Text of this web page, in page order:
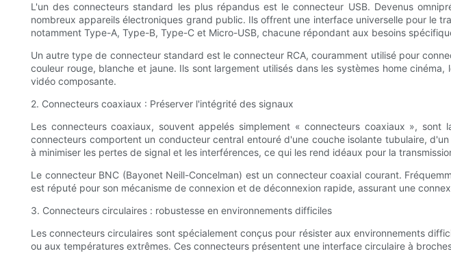
L'un des connecteurs standard les plus répandus est le connecteur USB. Devenus
nombreux appareils électroniques grand public. Ils offrent une interface universelle pour le
notamment Type-A, Type-B, Type-C et Micro-USB, chacune répondant aux besoins
Un autre type de connecteur standard est le connecteur RCA, couramment utilisé pour
couleur rouge, blanche et jaune. Ils sont largement utilisés dans les systèmes home
vidéo composante.
2. Connecteurs coaxiaux : Préserver l'intégrité des signaux
Les connecteurs coaxiaux, souvent appelés simplement « connecteurs coaxiaux »,
connecteurs comportent un conducteur central entouré d'une couche isolante tubulaire,
à minimiser les pertes de signal et les interférences, ce qui les rend idéaux pour la
Le connecteur BNC (Bayonet Neill-Concelman) est un connecteur coaxial courant.
est réputé pour son mécanisme de connexion et de déconnexion rapide, assurant une
3. Connecteurs circulaires : robustesse en environnements difficiles
Les connecteurs circulaires sont spécialement conçus pour résister aux environnements
ou aux températures extrêmes. Ces connecteurs présentent une interface circulaire à